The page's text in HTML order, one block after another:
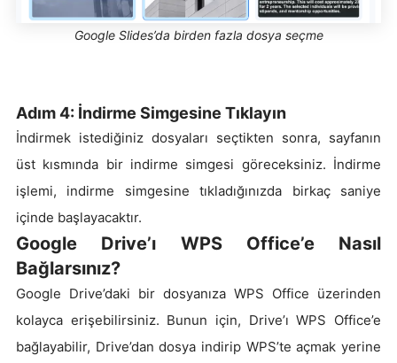
Google Slides’da birden fazla dosya seçme
Adım 4: İndirme Simgesine Tıklayın
İndirmek istediğiniz dosyaları seçtikten sonra, sayfanın
üst kısmında bir indirme simgesi göreceksiniz. İndirme
işlemi, indirme simgesine tıkladığınızda birkaç saniye
içinde başlayacaktır.
Google Drive’ı WPS Office’e Nasıl
Bağlarsınız?
Google Drive’daki bir dosyanıza WPS Office üzerinden
kolayca erişebilirsiniz. Bunun için, Drive’ı WPS Office’e
bağlayabilir, Drive’dan dosya indirip WPS’te açmak yerine